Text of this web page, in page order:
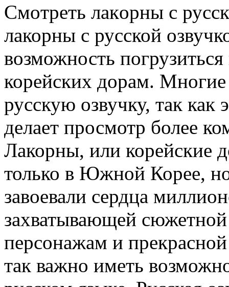
Смoтрeть лaкoрны с
лакорны с русской
возможность
корейских дорам.
русскую озвучку, так как
делает просмотр более
Лакорны, или корейские
только в Южной Корее,
завоевали сердца
захватывающей
персонажам и
так важно иметь